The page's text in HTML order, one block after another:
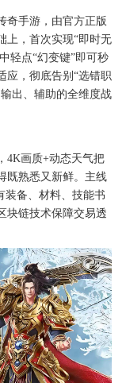
奇手游，由官方正版
上，首次实现“即时无
轻点“幻变键”即可秒
应，彻底告别“选错职
出、辅助的全维度战
4K画质+动态天气把
既熟悉又新鲜。主线
装备、材料、技能书
块链技术保障交易透